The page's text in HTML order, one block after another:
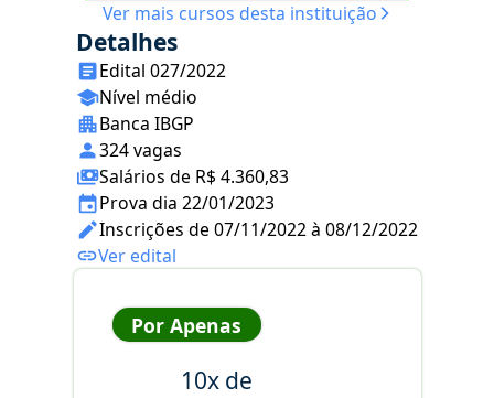
Ver mais cursos desta instituição
Detalhes
Edital 027/2022
Nível médio
Banca IBGP
324 vagas
Salários de R$ 4.360,83
Prova dia 22/01/2023
Inscrições de 07/11/2022 à 08/12/2022
Ver edital
Por Apenas
10x de